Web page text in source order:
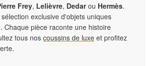
Frey, Lelièvre, Dedarou Hermès.
exclusive d'objets uniques
Chaque pièce raconte une histoire
tous nos coussins de luxe et profitez